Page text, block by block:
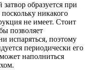
образуется при
никакого
не имеет. Стоит
позволяет
испаряться, поэтому
периодически его
наполниться